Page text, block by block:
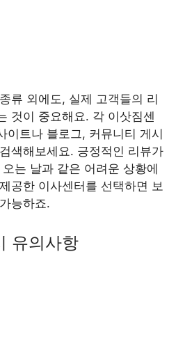
류 외에도, 실제 고객들의 리
것이 중요해요. 각 이삿짐센
이트나 블로그, 커뮤니티 게시
색해보세요. 긍정적인 리뷰가
는 날과 같은 어려운 상황에
공한 이사센터를 선택하면 보
능하죠.
유의사항